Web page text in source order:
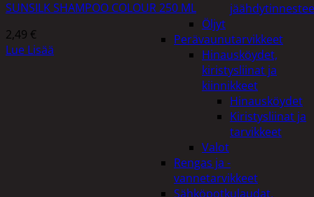
Öljyt
Perävaunutarvikkeet
Hinausköydet,
kiristysliinat ja
kiinnikkeet
Hinausköydet
Kiristysliinat ja
tarvikkeet
Valot
Rengas ja -
vannetarvikkeet
Sähköpotkulaudat,
SUNSILK SHAMPOO COLOUR 250 ML
2,49 €
Lue Lisää